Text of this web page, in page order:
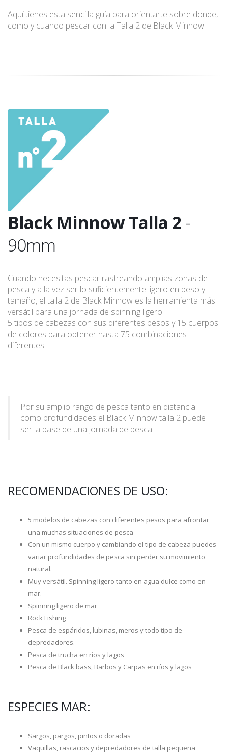
Aquí tienes esta sencilla guía para orientarte sobre donde,
como y cuando pescar con la Talla 2 de Black Minnow.
Black Minnow Talla 2-
90mm
Cuando necesitas pescar rastreando amplias zonas de
pesca y a la vez ser lo suficientemente ligero en peso y
tamaño, el talla 2 de Black Minnow es la herramienta más
versátil para una jornada de spinning ligero.
5 tipos de cabezas con sus diferentes pesos y 15 cuerpos
de colores para obtener hasta 75 combinaciones
diferentes.
Por su amplio rango de pesca tanto en distancia
como profundidades el Black Minnow talla 2 puede
ser la base de una jornada de pesca.
RECOMENDACIONES DE USO:
5 modelos de cabezas con diferentes pesos para afrontar
una muchas situaciones de pesca
Con un mismo cuerpo y cambiando el tipo de cabeza puedes
variar profundidades de pesca sin perder su movimiento
natural.
Muy versátil. Spinning ligero tanto en agua dulce como en
mar.
Spinning ligero de mar
Rock Fishing
Pesca de espáridos, lubinas, meros y todo tipo de
depredadores.
Pesca de trucha en rios y lagos
Pesca de Black bass, Barbos y Carpas en ríos y lagos
ESPECIES MAR:
Sargos, pargos, pintos o doradas
Vaquillas, rascacios y depredadores de talla pequeña